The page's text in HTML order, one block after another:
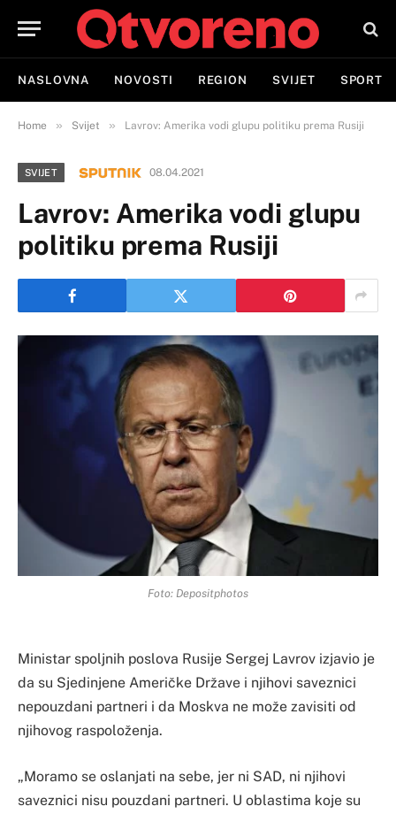
NASLOVNA NOVOSTI REGION SVIJET SPORT
Home » Svijet » Lavrov: Amerika vodi glupu politiku prema Rusiji
SVIJET 08.04.2021
Lavrov: Amerika vodi glupu
politiku prema Rusiji
Foto: Depositphotos
Ministar spoljnih poslova Rusije Sergej Lavrov izjavio je
da su Sjedinjene Američke Države i njihovi saveznici
nepouzdani partneri i da Moskva ne može zavisiti od
njihovog raspoloženja.
„Moramo se oslanjati na sebe, jer ni SAD, ni njihovi
saveznici nisu pouzdani partneri. U oblastima koje su